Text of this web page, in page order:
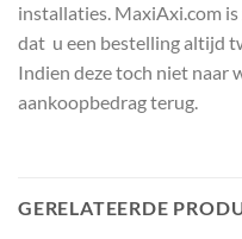
installaties. MaxiAxi.com
dat u een bestelling altijd
Indien deze toch niet naar
aankoopbedrag terug.
GERELATEERDE